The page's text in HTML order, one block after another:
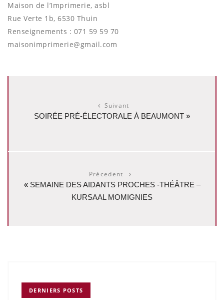
Maison de l’Imprimerie, asbl
Rue Verte 1b, 6530 Thuin
Renseignements : 071 59 59 70
maisonimprimerie@gmail.com
Suivant
SOIRÉE PRÉ-ÉLECTORALE À BEAUMONT »
Précedent
« SEMAINE DES AIDANTS PROCHES -THÉÂTRE –
KURSAAL MOMIGNIES
DERNIERS POSTS